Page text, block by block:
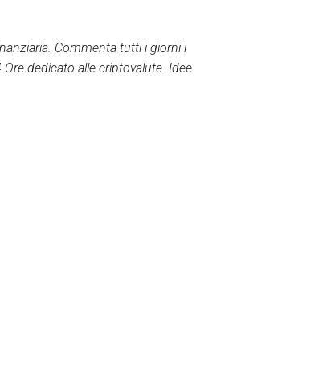
Commenta tutti i giorni i
dedicato alle criptovalute. Idee